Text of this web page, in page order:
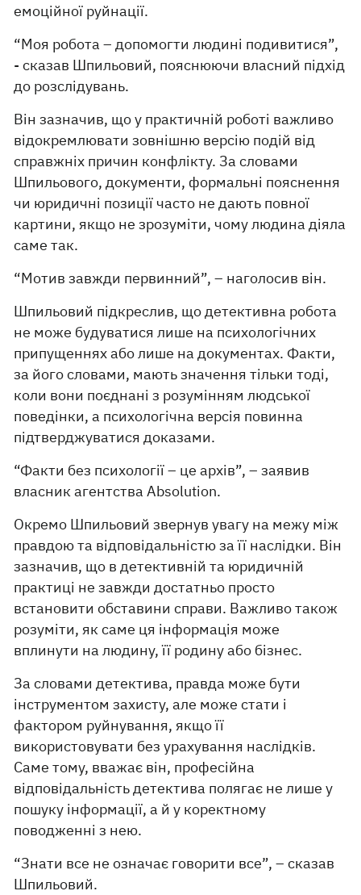
емоційної руйнації.
“Моя робота – допомогти людині подивитися”,
- сказав Шпильовий, пояснюючи власний підхід
до розслідувань.
Він зазначив, що у практичній роботі важливо
відокремлювати зовнішню версію подій від
справжніх причин конфлікту. За словами
Шпильового, документи, формальні пояснення
чи юридичні позиції часто не дають повної
картини, якщо не зрозуміти, чому людина діяла
саме так.
“Мотив завжди первинний”, – наголосив він.
Шпильовий підкреслив, що детективна робота
не може будуватися лише на психологічних
припущеннях або лише на документах. Факти,
за його словами, мають значення тільки тоді,
коли вони поєднані з розумінням людської
поведінки, а психологічна версія повинна
підтверджуватися доказами.
“Факти без психології – це архів”, – заявив
власник агентства Absolution.
Окремо Шпильовий звернув увагу на межу між
правдою та відповідальністю за її наслідки. Він
зазначив, що в детективній та юридичній
практиці не завжди достатньо просто
встановити обставини справи. Важливо також
розуміти, як саме ця інформація може
вплинути на людину, її родину або бізнес.
За словами детектива, правда може бути
інструментом захисту, але може стати і
фактором руйнування, якщо її
використовувати без урахування наслідків.
Саме тому, вважає він, професійна
відповідальність детектива полягає не лише у
пошуку інформації, а й у коректному
поводженні з нею.
“Знати все не означає говорити все”, – сказав
Шпильовий.